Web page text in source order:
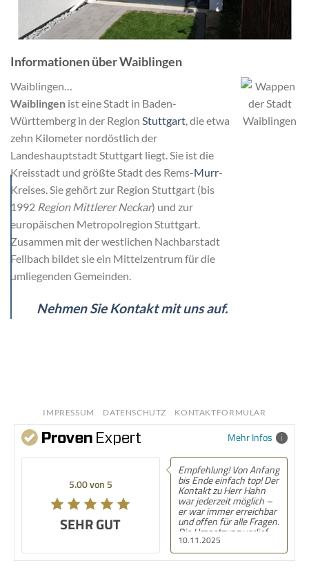
Informationen über Waiblingen
Waiblingen…
Waiblingen ist eine Stadt in Baden-
Württemberg in der Region Stuttgart , die etwa
zehn Kilometer nordöstlich der
Landeshauptstadt Stuttgart liegt. Sie ist die
Kreisstadt und größte Stadt des Rems-Murr-
Kreises. Sie gehört zur Region Stuttgart (bis
1992 Region Mittlerer Neckar) und zur
europäischen Metropolregion Stuttgart.
Zusammen mit der westlichen Nachbarstadt
Fellbach bildet sie ein Mittelzentrum für die
umliegenden Gemeinden.
Nehmen Sie Kontakt mit uns auf.
IMPRESSUM DATENSCHUTZ KONTAKTFORMULAR
Mehr Infos
5.00 von 5
SEHR GUT
10.11.2025
Empfehlung! Von Anfang
bis Ende einfach top! Der
Kontakt zu Herr Hahn
war jederzeit möglich –
er war immer erreichbar
und offen für alle Fragen.
Die Umsetzung verlief
völlig unkompliziert und
ohne Komplikationen,
von der Planung bis zur